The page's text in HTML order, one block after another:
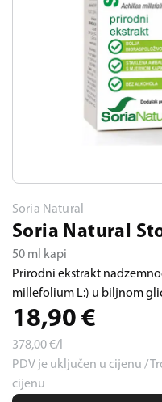
Soria Natural
Soria Natural
50 ml kapi
Prirodni ekstrakt
millefolium L:) u biljnom
18,90 €
378,00€/l
PDV je uključen u cijenu /
cijenu